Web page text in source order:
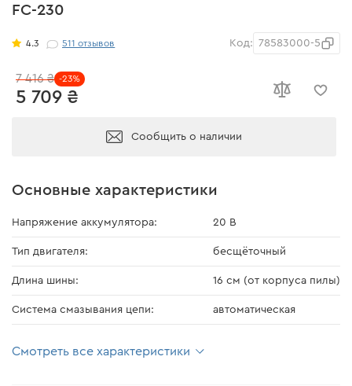
FC-230
4.3 511отзывов Код: 78583000-5
5 709 ₴
7 416 ₴ -23%
Сообщить о наличии
Основные характеристики
Напряжение аккумулятора: 20 В
Тип двигателя: бесщёточный
Длина шины: 16 см (от корпуса пилы)
Система смазывания цепи: автоматическая
Смотреть все характеристики